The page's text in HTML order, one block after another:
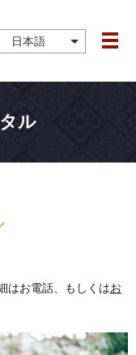
メ
日本語
ル
はお電話、もしくはお